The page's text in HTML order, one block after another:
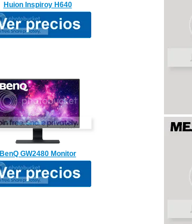
Huion Inspiroy H640
BenQ GW2480 Monitor